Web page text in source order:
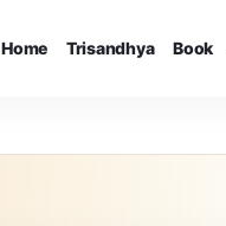
Home Trisandhya Book